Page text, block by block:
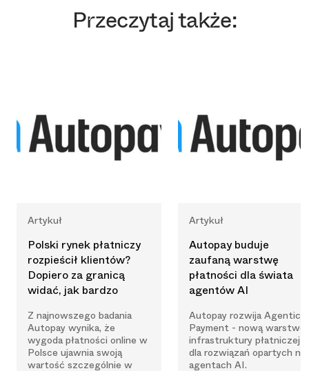
Przeczytaj także:
Artykuł
Polski rynek płatniczy
rozpieścił klientów?
Dopiero za granicą
widać, jak bardzo
Z najnowszego badania
Autopay wynika, że
wygoda płatności online w
Polsce ujawnia swoją
wartość szczególnie w
Artykuł
Autopay buduje
zaufaną warstwę
płatności dla świata
agentów AI
Autopay rozwija Agentic
Payment - nową warstwę
infrastruktury płatniczej
dla rozwiązań opartych na
agentach AI.